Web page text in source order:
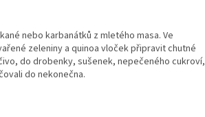
nebo karbanátků z mletého masa. Ve
zeleniny a quinoa vloček připravit chutné
do drobenky, sušenek, nepečeného cukroví,
do nekonečna.